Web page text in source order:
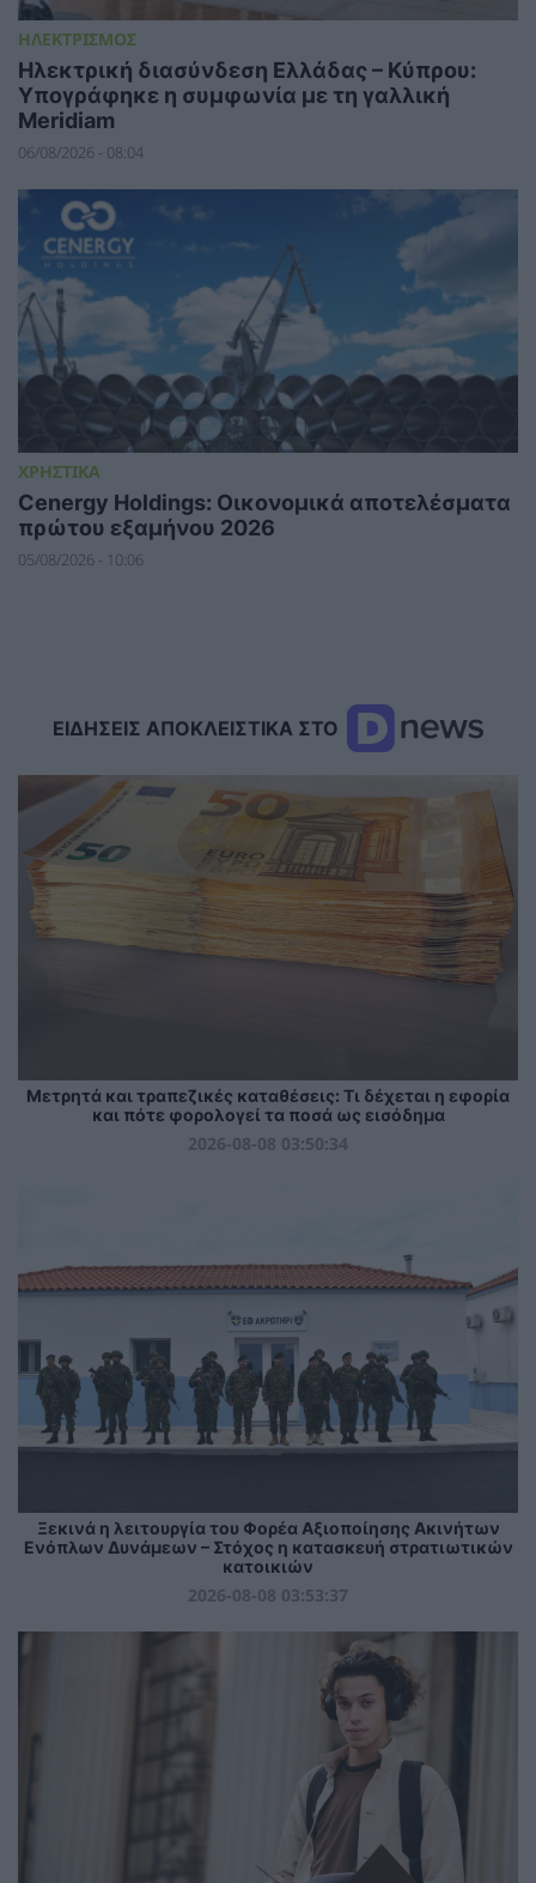
ΗΛΕΚΤΡΙΣΜΟΣ
Ηλεκτρική διασύνδεση Ελλάδας – Κύπρου:
Υπογράφηκε η συμφωνία με τη γαλλική
Meridiam
06/08/2026 - 08:04
ΧΡΗΣΤΙΚΑ
Cenergy Holdings: Οικονομικά αποτελέσματα
πρώτου εξαμήνου 2026
05/08/2026 - 10:06
ΕΙΔΗΣΕΙΣ ΑΠΟΚΛΕΙΣΤΙΚΑ ΣΤΟ
Μετρητά και τραπεζικές καταθέσεις: Τι δέχεται η εφορία
και πότε φορολογεί τα ποσά ως εισόδημα
2026-08-08 03:50:34
Ξεκινά η λειτουργία του Φορέα Αξιοποίησης Ακινήτων
Ενόπλων Δυνάμεων – Στόχος η κατασκευή στρατιωτικών
κατοικιών
2026-08-08 03:53:37